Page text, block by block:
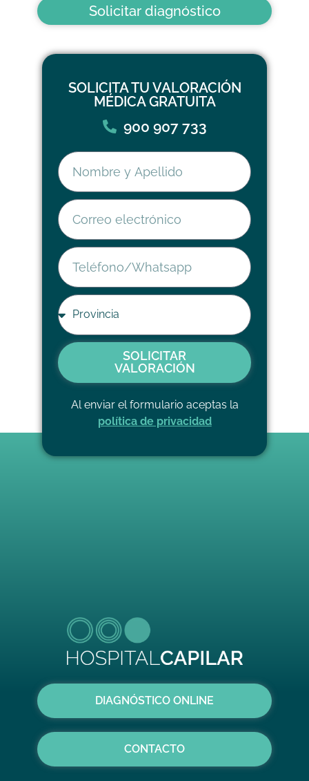
Solicitar diagnóstico
SOLICITA TU VALORACIÓN
MÉDICA GRATUITA
900 907 733
SOLICITAR
VALORACIÓN
Al enviar el formulario aceptas la
política de privacidad
DIAGNÓSTICO ONLINE
CONTACTO